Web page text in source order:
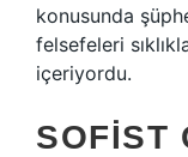
konusunda
felsefeleri
içeriyordu.
SOFIST